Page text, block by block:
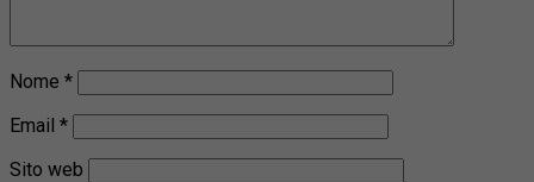
Nome *
Email *
Sito web